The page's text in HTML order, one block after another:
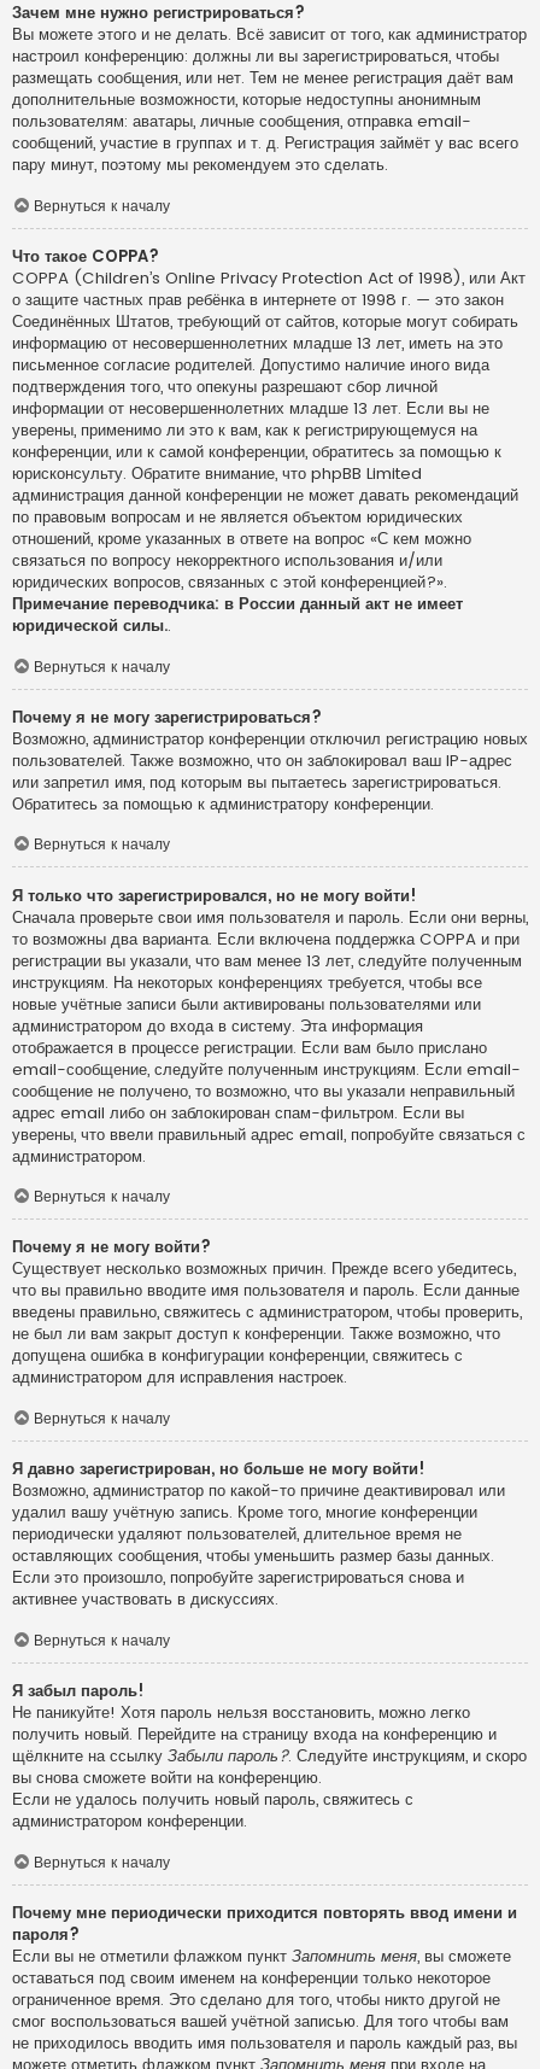
Зачем мне нужно регистрироваться?
Вы можете этого и не делать. Всё зависит от того, как администратор
настроил конференцию: должны ли вы зарегистрироваться, чтобы
размещать сообщения, или нет. Тем не менее регистрация даёт вам
дополнительные возможности, которые недоступны анонимным
пользователям: аватары, личные сообщения, отправка email-
сообщений, участие в группах и т. д. Регистрация займёт у вас всего
пару минут, поэтому мы рекомендуем это сделать.
Вернуться к началу
Что такое COPPA?
COPPA (Children’s Online Privacy Protection Act of 1998), или Акт
о защите частных прав ребёнка в интернете от 1998 г. — это закон
Соединённых Штатов, требующий от сайтов, которые могут собирать
информацию от несовершеннолетних младше 13 лет, иметь на это
письменное согласие родителей. Допустимо наличие иного вида
подтверждения того, что опекуны разрешают сбор личной
информации от несовершеннолетних младше 13 лет. Если вы не
уверены, применимо ли это к вам, как к регистрирующемуся на
конференции, или к самой конференции, обратитесь за помощью к
юрисконсульту. Обратите внимание, что phpBB Limited
администрация данной конференции не может давать рекомендаций
по правовым вопросам и не является объектом юридических
отношений, кроме указанных в ответе на вопрос «С кем можно
связаться по вопросу некорректного использования и/или
юридических вопросов, связанных с этой конференцией?».
Примечание переводчика: в России данный акт не имеет
юридической силы..
Вернуться к началу
Почему я не могу зарегистрироваться?
Возможно, администратор конференции отключил регистрацию новых
пользователей. Также возможно, что он заблокировал ваш IP-адрес
или запретил имя, под которым вы пытаетесь зарегистрироваться.
Обратитесь за помощью к администратору конференции.
Вернуться к началу
Я только что зарегистрировался, но не могу войти!
Сначала проверьте свои имя пользователя и пароль. Если они верны,
то возможны два варианта. Если включена поддержка COPPA и при
регистрации вы указали, что вам менее 13 лет, следуйте полученным
инструкциям. На некоторых конференциях требуется, чтобы все
новые учётные записи были активированы пользователями или
администратором до входа в систему. Эта информация
отображается в процессе регистрации. Если вам было прислано
email-сообщение, следуйте полученным инструкциям. Если email-
сообщение не получено, то возможно, что вы указали неправильный
адрес email либо он заблокирован спам-фильтром. Если вы
уверены, что ввели правильный адрес email, попробуйте связаться с
администратором.
Вернуться к началу
Почему я не могу войти?
Существует несколько возможных причин. Прежде всего убедитесь,
что вы правильно вводите имя пользователя и пароль. Если данные
введены правильно, свяжитесь с администратором, чтобы проверить,
не был ли вам закрыт доступ к конференции. Также возможно, что
допущена ошибка в конфигурации конференции, свяжитесь с
администратором для исправления настроек.
Вернуться к началу
Я давно зарегистрирован, но больше не могу войти!
Возможно, администратор по какой-то причине деактивировал или
удалил вашу учётную запись. Кроме того, многие конференции
периодически удаляют пользователей, длительное время не
оставляющих сообщения, чтобы уменьшить размер базы данных.
Если это произошло, попробуйте зарегистрироваться снова и
активнее участвовать в дискуссиях.
Вернуться к началу
Я забыл пароль!
Не паникуйте! Хотя пароль нельзя восстановить, можно легко
получить новый. Перейдите на страницу входа на конференцию и
щёлкните на ссылку Забыли пароль?. Следуйте инструкциям, и скоро
вы снова сможете войти на конференцию.
Если не удалось получить новый пароль, свяжитесь с
администратором конференции.
Вернуться к началу
Почему мне периодически приходится повторять ввод имени и
пароля?
Если вы не отметили флажком пункт Запомнить меня, вы сможете
оставаться под своим именем на конференции только некоторое
ограниченное время. Это сделано для того, чтобы никто другой не
смог воспользоваться вашей учётной записью. Для того чтобы вам
не приходилось вводить имя пользователя и пароль каждый раз, вы